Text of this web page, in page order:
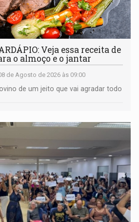
Veja essa receita de
o almoço e o jantar
de Agosto de 2026 às 09:00
de um jeito que vai agradar todo